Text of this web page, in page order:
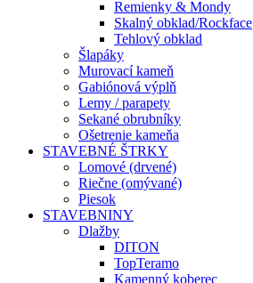
Remienky & Mondy
Skalný obklad/Rockface
Tehlový obklad
Šlapáky
Murovací kameň
Gabiónová výplň
Lemy / parapety
Sekané obrubníky
Ošetrenie kameňa
STAVEBNÉ ŠTRKY
Lomové (drvené)
Riečne (omývané)
Piesok
STAVEBNINY
Dlažby
DITON
TopTeramo
Kamenný koberec